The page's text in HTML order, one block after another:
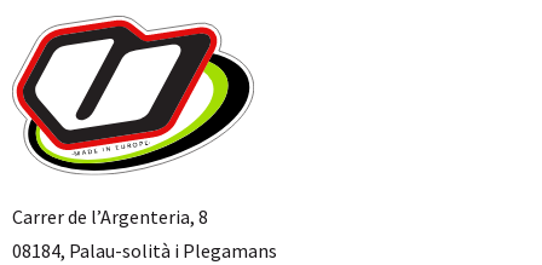
Carrer de l’Argenteria, 8
08184, Palau-solità i Plegamans